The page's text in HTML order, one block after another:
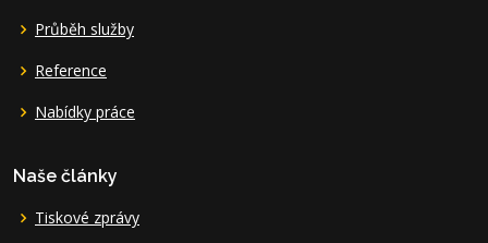
Průběh služby
Reference
Nabídky práce
Naše články
Tiskové zprávy